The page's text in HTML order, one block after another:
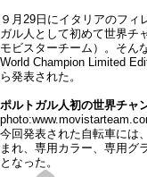
９月29日にイタリアのフィ
ガル人として初めて世界チ
モビスターチーム）。そん
World Champion Limited
ら発表された。
ポルトガル人初の世界チャ
今回発表された自転車には
まれ、専用カラー、専用グ
となった。